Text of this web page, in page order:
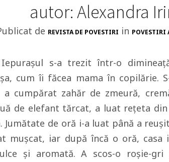
autor: Alexandra
de REVISTA DE POVESTIRI in POVESTIRI
Iepuraşul s-a trezit într-o
cum îi făcea mama în copilărie.
cumpărat zahăr de zmeură,
de elefant tărcat, a luat reţeta
Jumătate de oră i-a luat până a
muşcat, iar după încă o oră, casa
şi aromată. A scos-o roşie-